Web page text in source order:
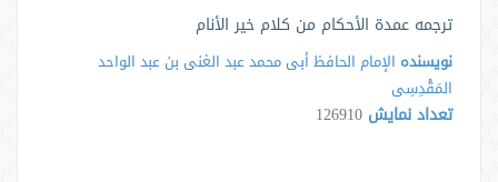
ترجمه عمدة الأحکام من کلام خیر الأنام
نویسنده الإمام الحافظ أبی محمد عبد الغنی بن عبد الواحد
المَقْدِسِی
تعداد نمایش 126910